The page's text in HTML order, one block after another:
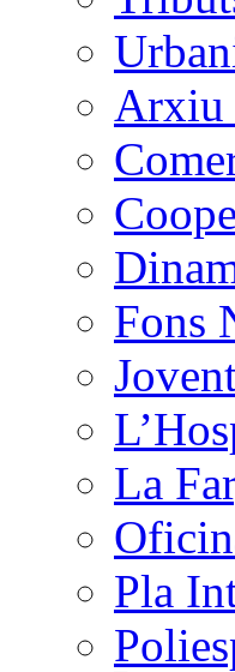
Arxiu
Fons
La
Pla